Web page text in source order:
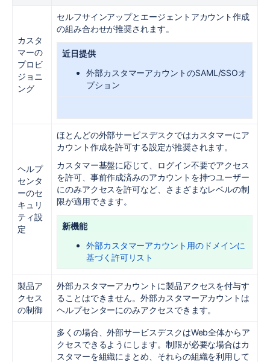
カスタ
マーの
プロビ
ジョニ
ング
セルフサインアップとエージェントアカウント作成
の組み合わせが推奨されます。
近日提供
外部カスタマーアカウントのSAML/SSOオ
プション
ヘルプ
センタ
ーのセ
キュリ
ティ設
定
ほとんどの外部サービスデスクではカスタマーにア
カウント作成を許可する設定が推奨されます。
カスタマー基盤に応じて、ログイン不要でアクセス
を許可、事前作成済みのアカウントを持つユーザー
にのみアクセスを許可など、さまざまなレベルの制
限が適用できます。
新機能
外部カスタマーアカウント用のドメインに
基づく許可リスト
製品ア
クセス
の制御
外部カスタマーアカウントに製品アクセスを付与す
ることはできません。外部カスタマーアカウントは
ヘルプセンターにのみアクセスできます。
多くの場合、外部サービスデスクはWeb全体からア
クセスできるようにします。制限が必要な場合はカ
スタマーを組織にまとめ、それらの組織を利用して